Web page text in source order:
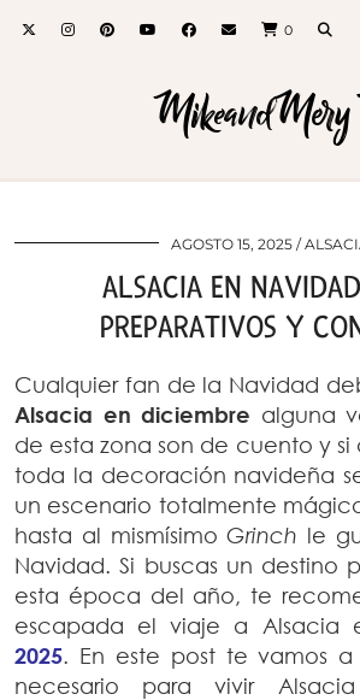
0
MikeandMery
AGOSTO 15, 2025
ALSACIA EN
PREPARATIVOS Y
Cualquier fan de la Navidad
Alsacia en diciembre alguna
de esta zona son de cuento y si
toda la decoración navideña
un escenario totalmente
hasta al mismísimoGrinch le
Navidad. Si buscas un destino
esta época del año, te
escapada el viaje a Alsacia
2025. En este post te vamos
necesario para vivir